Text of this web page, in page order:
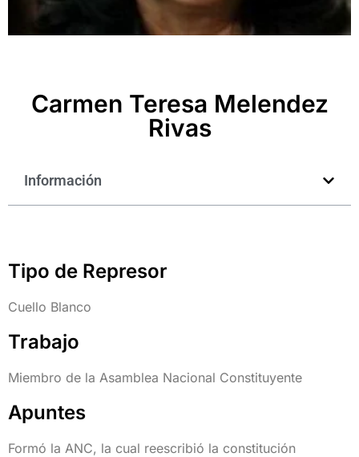
Carmen Teresa Melendez
Rivas
Información
Tipo de Represor
Cuello Blanco
Trabajo
Miembro de la Asamblea Nacional Constituyente
Apuntes
Formó la ANC, la cual reescribió la constitución